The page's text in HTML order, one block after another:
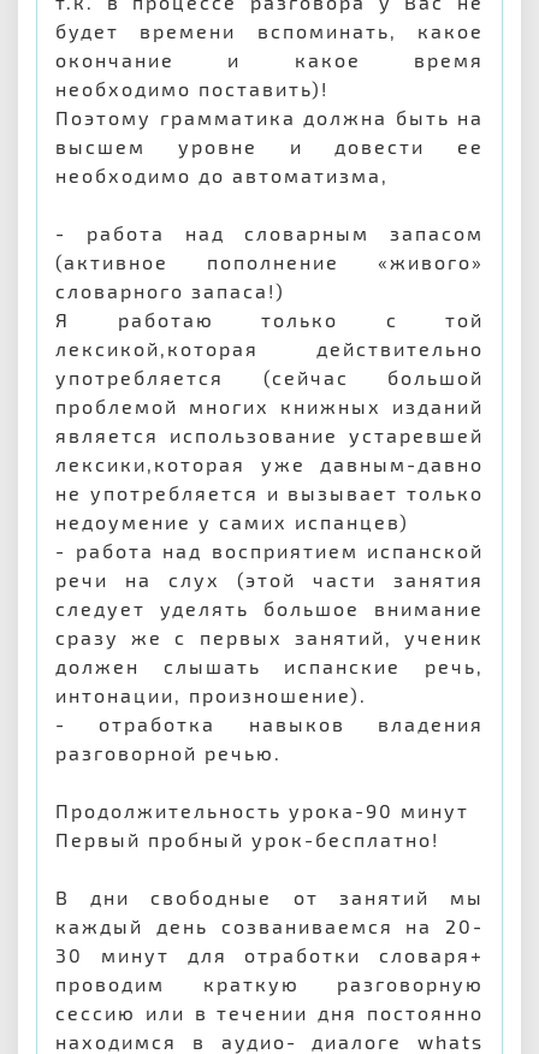
будет времени вспоминать, какое
окончание и какое время
необходимо поставить)!
Поэтому грамматика должна быть на
высшем уровне и довести ее
необходимо до автоматизма,
- работа над словарным запасом
(активное пополнение «живого»
словарного запаса!)
Я работаю только с той
лексикой,которая действительно
употребляется (сейчас большой
проблемой многих книжных изданий
является использование устаревшей
лексики,которая уже давным-давно
не употребляется и вызывает только
недоумение у самих испанцев)
- работа над восприятием испанской
речи на слух (этой части занятия
следует уделять большое внимание
сразу же с первых занятий, ученик
должен слышать испанские речь,
интонации, произношение).
- отработка навыков владения
разговорной речью.
Продолжительность урока-90 минут
Первый пробный урок-бесплатно!
В дни свободные от занятий мы
каждый день созваниваемся на 20-
30 минут для отработки словаря+
проводим краткую разговорную
сессию или в течении дня постоянно
находимся в аудио- диалоге whats